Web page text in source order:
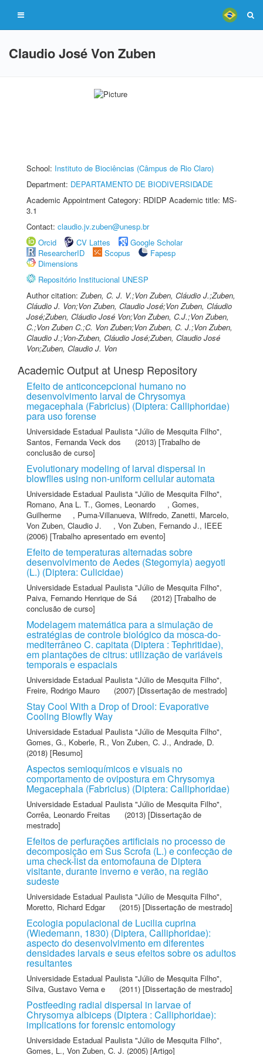
Claudio José Von Zuben
School: Instituto de Biociências (Câmpus de Rio Claro)
Department: DEPARTAMENTO DE BIODIVERSIDADE
Academic Appointment Category: RDIDP Academic title: MS-
3.1
Contact: claudio.jv.zuben@unesp.br
Orcid
CV Lattes
Google Scholar
ResearcherID
Scopus
Fapesp
Dimensions
Repositório Institucional UNESP
Author citation:Zuben, C. J. V.;Von Zuben, Cláudio J.;Zuben,
Cláudio J. Von;Von Zuben, Claudio José;Von Zuben, Cláudio
José;Zuben, Cláudio José Von;Von Zuben, C.J.;Von Zuben,
C.;Von Zuben C.;C. Von Zuben;Von Zuben, C. J.;Von Zuben,
Claudio J.;Von-Zuben, Cláudio José;Zuben, Claudio José
Von;Zuben, Claudio J. Von
Academic Output at Unesp Repository
Efeito de anticoncepcional humano no
desenvolvimento larval de Chrysomya
megacephala (Fabricius) (Diptera: Calliphoridae)
para uso forense
Universidade Estadual Paulista "Júlio de Mesquita Filho",
Santos, Fernanda Veck dos
(2013) [Trabalho de
conclusão de curso]
Evolutionary modeling of larval dispersal in
blowflies using non-uniform cellular automata
Universidade Estadual Paulista "Júlio de Mesquita Filho",
Romano, Ana L. T., Gomes, Leonardo , Gomes,
Guilherme
, Puma-Villanueva, Wilfredo, Zanetti, Marcelo,
Von Zuben, Claudio J.
, Von Zuben, Fernando J., IEEE
(2006) [Trabalho apresentado em evento]
Efeito de temperaturas alternadas sobre
desenvolvimento de Aedes (Stegomyia) aegyoti
(L.) (Diptera: Culicidae)
Universidade Estadual Paulista "Júlio de Mesquita Filho",
Paiva, Fernando Henrique de Sá
(2012) [Trabalho de
conclusão de curso]
Modelagem matemática para a simulação de
estratégias de controle biológico da mosca-do-
mediterrâneo C. capitata (Diptera : Tephritidae),
em plantações de citrus: utilização de variáveis
temporais e espaciais
Universidade Estadual Paulista "Júlio de Mesquita Filho",
Freire, Rodrigo Mauro
(2007) [Dissertação de mestrado]
Stay Cool With a Drop of Drool: Evaporative
Cooling Blowfly Way
Universidade Estadual Paulista "Júlio de Mesquita Filho",
Gomes, G., Koberle, R., Von Zuben, C. J., Andrade, D.
(2018) [Resumo]
Aspectos semioquímicos e visuais no
comportamento de ovipostura em Chrysomya
Megacephala (Fabricius) (Diptera: Calliphoridae)
Universidade Estadual Paulista "Júlio de Mesquita Filho",
Corrêa, Leonardo Freitas
(2013) [Dissertação de
mestrado]
Efeitos de perfurações artificiais no processo de
decomposição em Sus Scrofa (L.) e confecção de
uma check-list da entomofauna de Diptera
visitante, durante inverno e verão, na região
sudeste
Universidade Estadual Paulista "Júlio de Mesquita Filho",
Moretto, Richard Edgar
(2015) [Dissertação de mestrado]
Ecologia populacional de Lucilia cuprina
(Wiedemann, 1830) (Diptera, Calliphoridae):
aspecto do desenvolvimento em diferentes
densidades larvais e seus efeitos sobre os adultos
resultantes
Universidade Estadual Paulista "Júlio de Mesquita Filho",
Silva, Gustavo Verna e
(2011) [Dissertação de mestrado]
Postfeeding radial dispersal in larvae of
Chrysomya albiceps (Diptera : Calliphoridae):
implications for forensic entomology
Universidade Estadual Paulista "Júlio de Mesquita Filho",
Gomes, L., Von Zuben, C. J. (2005) [Artigo]